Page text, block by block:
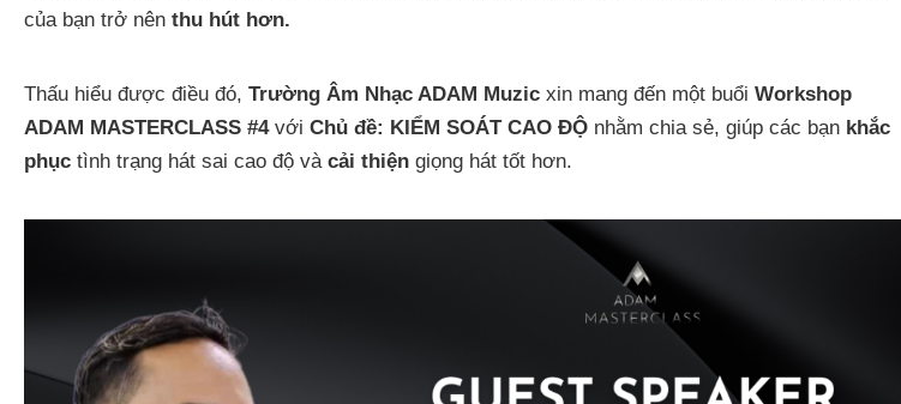
của bạn trở nên thu hút hơn.
Thấu hiểu được điều đó, Trường Âm Nhạc ADAM Muzic xin mang đến một buổi Workshop
ADAM MASTERCLASS #4với Chủ đề: KIỂM SOÁT CAO ĐỘ nhằm chia sẻ, giúp các bạn khắc
phục tình trạng hát sai cao độ và cải thiện giọng hát tốt hơn.